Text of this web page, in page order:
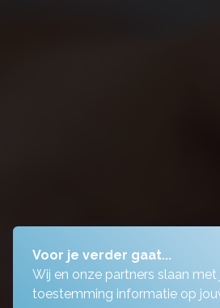
Voor je verder gaat...
Wij en onze partners slaan
toestemming informatie op